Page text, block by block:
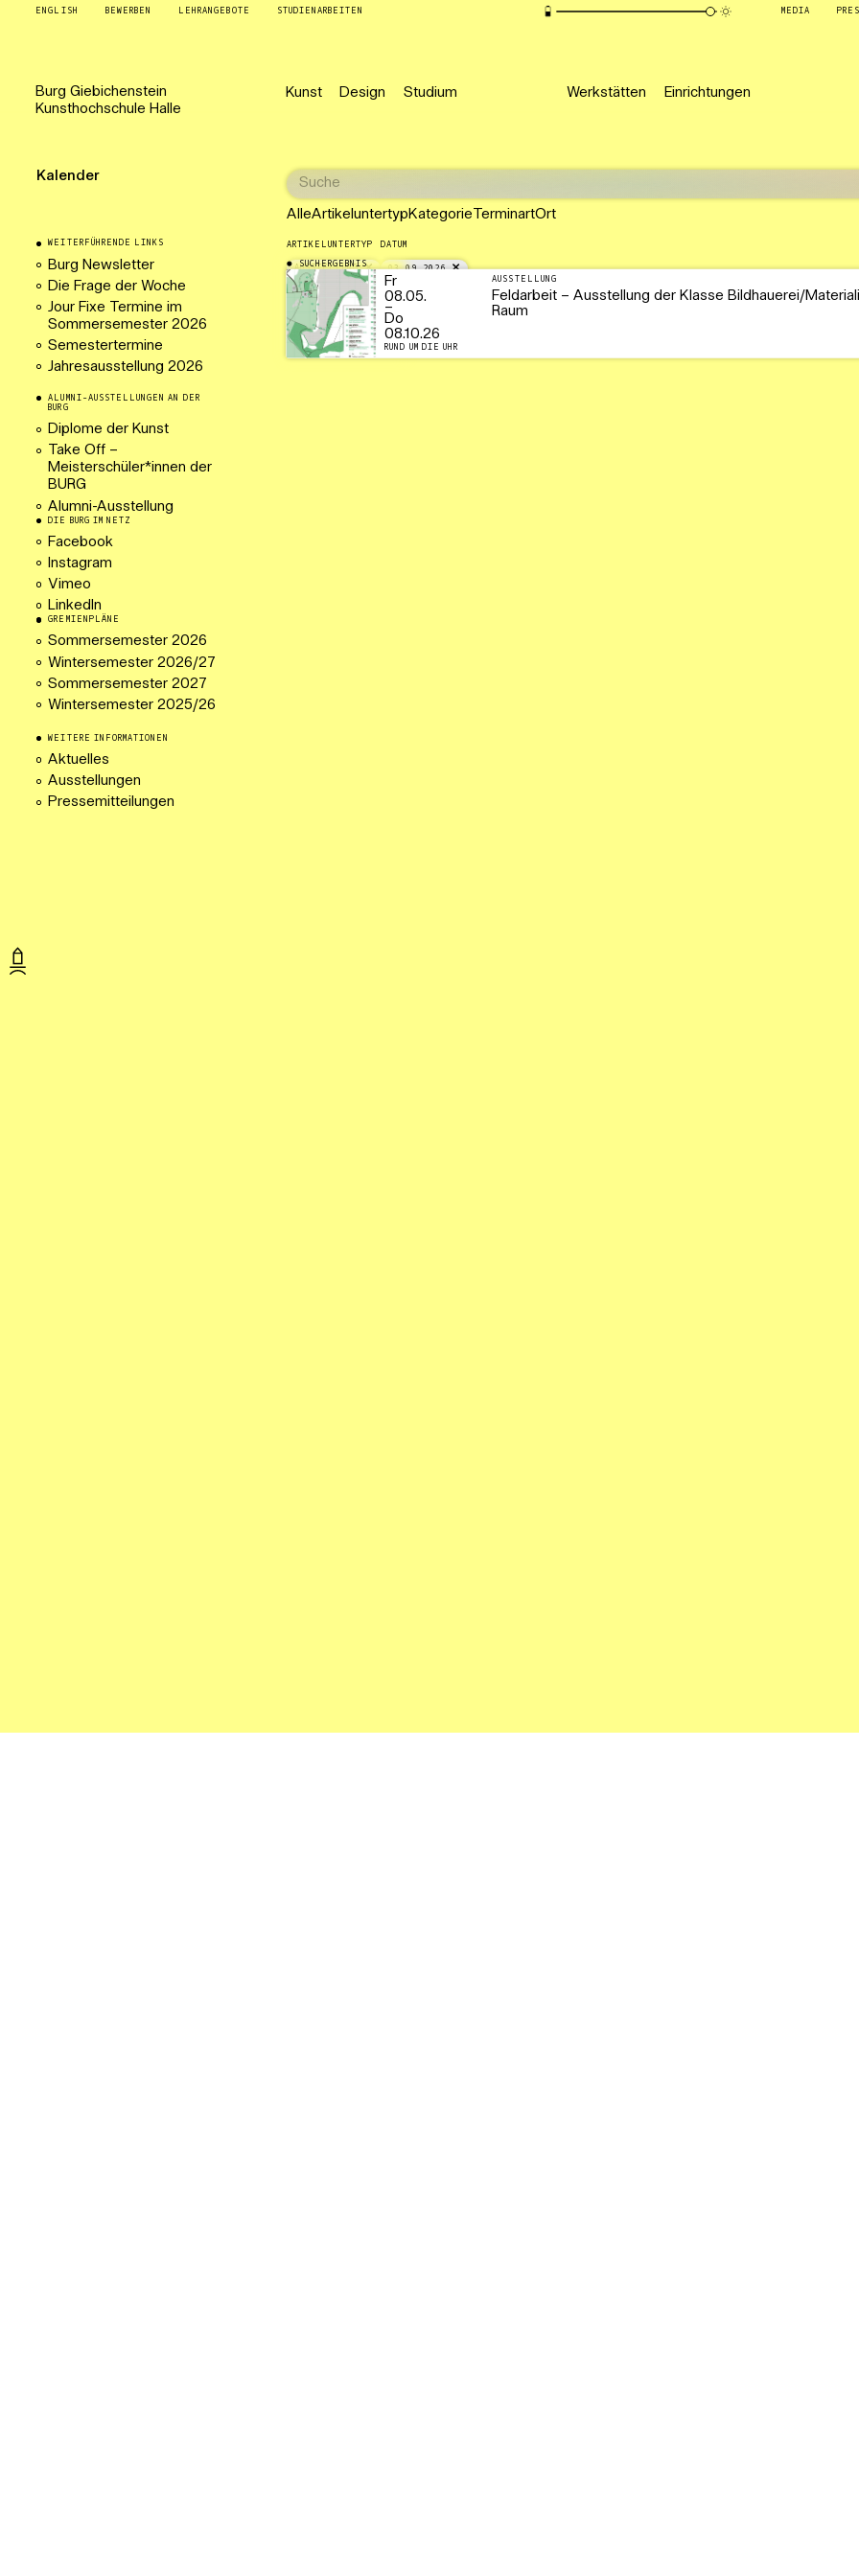
ENGLISH BEWERBEN LEHRANGEBOTE STUDIENARBEITEN MEDIA
Burg Giebichenstein
Kunsthochschule Halle
Kunst Design Studium Werkstätten Einrichtungen
AlleArtikeluntertyp Kategorie TerminartOrt
ARTIKELUNTERTYP
AUSSTELLUNG
DATUM
03.09.2026
SUCHERGEBNIS
Fr
08.05.
–
Do
08.10.26
RUND UM DIE UHR
AUSSTELLUNG
Feldarbeit – Ausstellung der Klasse Bildhauerei/
Raum
Kalender
WEITERFÜHRENDE LINKS
Burg Newsletter
Die Frage der Woche
Jour Fixe Termine im
Sommersemester 2026
Semestertermine
Jahresausstellung 2026
ALUMNI-AUSSTELLUNGEN AN DER
BURG
Diplome der Kunst
Take Off –
Meisterschüler*innen der
BURG
Alumni-Ausstellung
DIE BURG IM NETZ
Facebook
Instagram
Vimeo
LinkedIn
GREMIENPLÄNE
Sommersemester 2026
Wintersemester 2026/27
Sommersemester 2027
Wintersemester 2025/26
WEITERE INFORMATIONEN
Aktuelles
Ausstellungen
Pressemitteilungen